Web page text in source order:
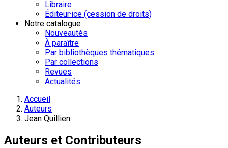
Libraire
Éditeur·ice (cession de droits)
Notre catalogue
Nouveautés
À paraître
Par bibliothèques thématiques
Par collections
Revues
Actualités
Accueil
Auteurs
Jean Quillien
Auteurs et Contributeurs